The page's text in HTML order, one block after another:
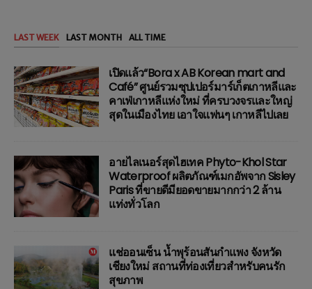
LAST WEEK LAST MONTH ALL TIME
เปิดแล้ว“Bora x AB Korean mart and
Café” ศูนย์รวมซุปเปอร์มาร์เก็ตเกาหลีและ
คาเฟ่เกาหลีแห่งใหม่ ที่ครบวงจรและใหญ่
สุดในเมืองไทย เอาใจแฟนๆ เกาหลีไปเลย
อายไลเนอร์สุดไฮเทค Phyto-Khol Star
Waterproof ผลิตภัณฑ์เมกอัพจาก Sisley
Paris ที่ขายดีมียอดขายมากกว่า 2 ล้าน
แท่งทั่วโลก
แช่ออนเซ็น น้ำพุร้อนสันกำแพง จังหวัด
เชียงใหม่ สถานที่ท่องเที่ยวสำหรับคนรัก
สุขภาพ